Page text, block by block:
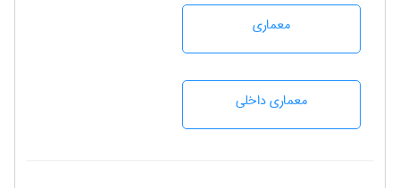
معماری
معماری داخلی